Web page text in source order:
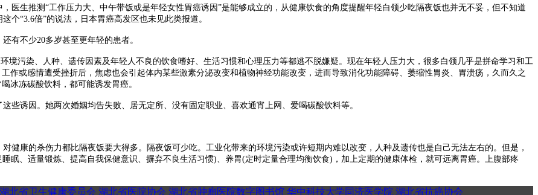
生推测“工作压力大、中午带饭或是年轻女性胃癌诱因”是能够成立的，从健康饮食的角度提醒年轻白领少吃隔夜饭也并无不妥，但不知道
个“3.6倍”的说法，日本胃癌高发区也未见此类报道。
有不少20多岁甚至更年轻的患者。
境污染、人种、遗传因素及年轻人不良的饮食嗜好、生活习惯和心理压力等都逃不脱嫌疑。现在年轻人压力大，很多白领几乎是拼命学习和工
作或感情遭受挫折后，焦虑也会引起体内某些激素分泌改变和植物神经功能改变，进而导致消化功能障碍、萎缩性胃炎、胃溃疡，久而久之
冰冻碳酸饮料，都可能诱发胃癌。
诱因。她两次婚姻均告失败、居无定所、没有固定职业、喜欢通宵上网、爱喝碳酸饮料等。
康的杀伤力都比隔夜饭要大得多。隔夜饭可少吃。工业化带来的环境污染或许短期内难以改变，人种及遗传也是自己无法左右的。但是，
眠、适量锻炼、提高自我保健意识、摒弃不良生活习惯)、养胃(定时定量合理均衡饮食)，加上定期的健康体检，就可远离胃癌。上腹部疼
湖北省卫生健康委员会 湖北省医院协会 湖北省肿瘤医院数字图书馆 华中科技大学同济医学院 湖北省抗癌协会